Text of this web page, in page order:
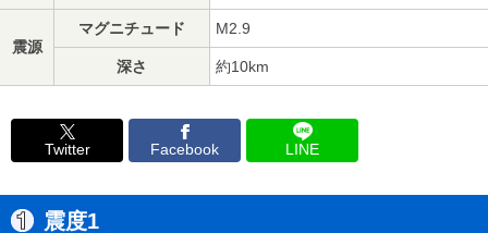
震源
マグニチュード M2.9
深さ 約10km
Twitter Facebook LINE
震度1